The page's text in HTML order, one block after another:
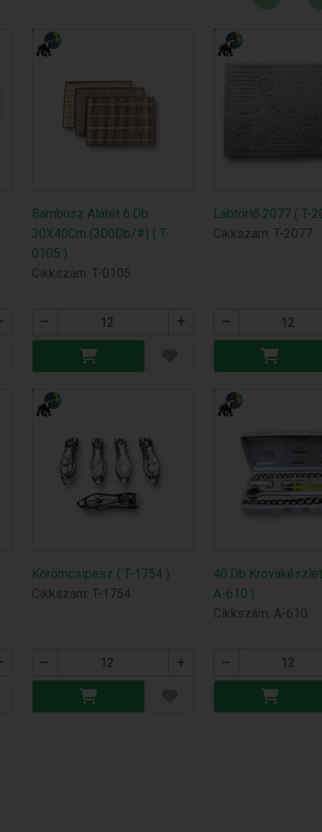
Bambusz Alátét 6.Db
30X40Cm (300Db/#) ( T-
0105 )
Cikkszám: T-0105
Lábtörlő 2077 ( T-
Cikkszám: T-2077
Körömcsipesz ( T-1754 )
Cikkszám: T-1754
40.Db
A-610 )
Cikkszám: A-610